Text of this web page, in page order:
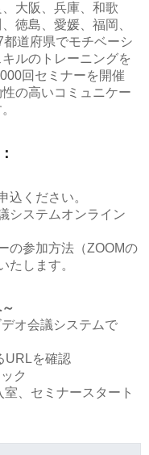
大阪、兵庫、和歌
徳島、愛媛、福岡、
道府県でモチベーシ
ルのトレーニングを
回セミナーを開催
の高いコミュニケー
込ください。
システムオンライン
の参加方法（ZOOMの
たします。
オ会議システムで
URLを確認
ク
、セミナースタート